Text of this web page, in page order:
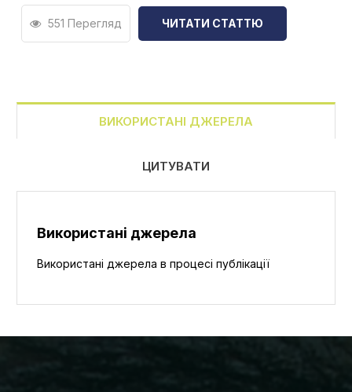
551 Перегляд ЧИТАТИ СТАТТЮ
ВИКОРИСТАНІ ДЖЕРЕЛА
ЦИТУВАТИ
Використані джерела
Використані джерела в процесі публікації